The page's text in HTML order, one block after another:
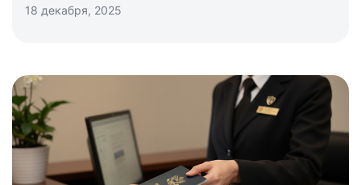
комната в гостинице.
очередь способствует его высокой
конкурентоспособности.
18 декабря, 2025